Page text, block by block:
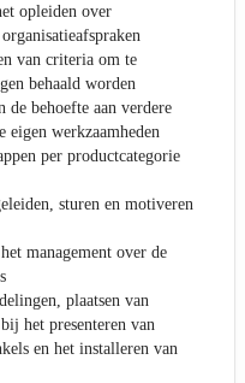
opleiden over
van criteria om te
behaald worden
behoefte aan verdere
werkzaamheden
per productcategorie
sturen en motiveren
management over de
plaatsen van
het presenteren van
en het installeren van